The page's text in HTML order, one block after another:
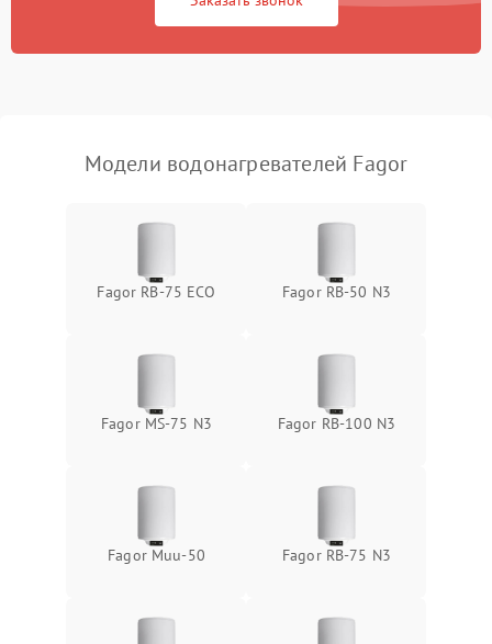
Модели водонагревателей Fagor
Fagor RB-75 ECO Fagor RB-50 N3
Fagor MS-75 N3 Fagor RB-100 N3
Fagor Muu-50 Fagor RB-75 N3